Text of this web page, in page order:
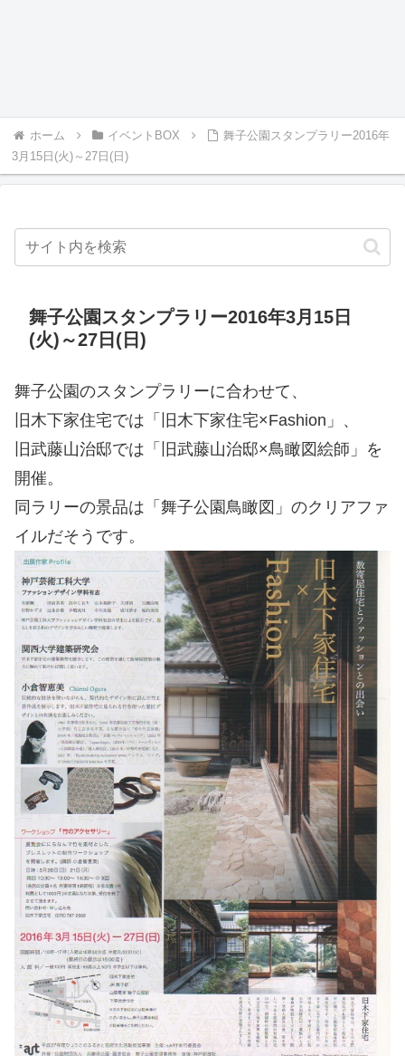
ホーム イベントBOX
舞子公園スタンプラリー2016年
3月15日(火)～27日(日)
舞子公園スタンプラリー2016年3月15日
(火)～27日(日)
舞子公園のスタンプラリーに合わせて、
旧木下家住宅では「旧木下家住宅×Fashion」、
旧武藤山治邸では「旧武藤山治邸×鳥瞰図絵師」を
開催。
同ラリーの景品は「舞子公園鳥瞰図」のクリアファ
イルだそうです。